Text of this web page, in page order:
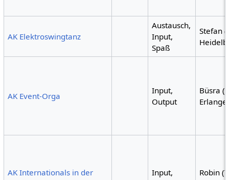
AK Elektroswingtanz
Austausch,
Input,
Spaß
Stefan
AK Event-Orga
Input,
Output
Büsra
AK Internationals in der
Input,
Robin